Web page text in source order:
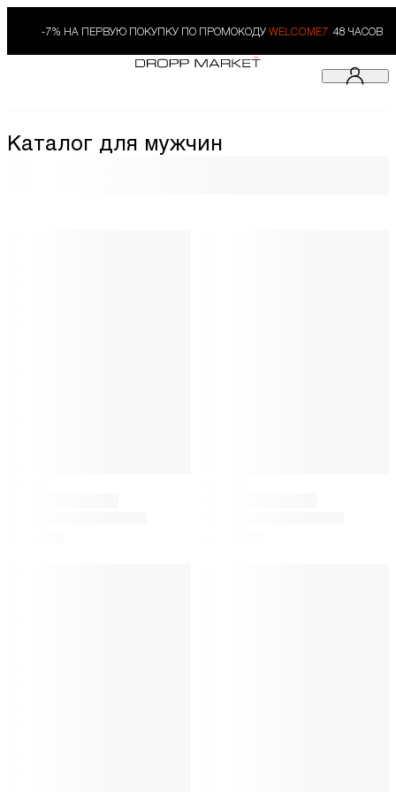
-7% НА ПЕРВУЮ ПОКУПКУ ПО ПРОМОКОДУ WELCOME7. 48 ЧАСОВ
Каталог для мужчин